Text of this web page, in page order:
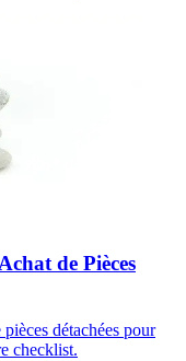
de Pièces
détachées pour
checklist.